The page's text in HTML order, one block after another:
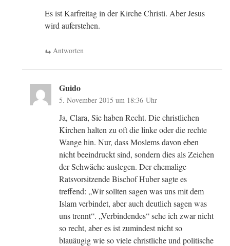
Es ist Karfreitag in der Kirche Christi. Aber Jesus
wird auferstehen.
Antworten
Guido
5. November 2015 um 18:36 Uhr
Ja, Clara, Sie haben Recht. Die christlichen
Kirchen halten zu oft die linke oder die rechte
Wange hin. Nur, dass Moslems davon eben
nicht beeindruckt sind, sondern dies als Zeichen
der Schwäche auslegen. Der ehemalige
Ratsvorsitzende Bischof Huber sagte es
treffend: „Wir sollten sagen was uns mit dem
Islam verbindet, aber auch deutlich sagen was
uns trennt“. „Verbindendes“ sehe ich zwar nicht
so recht, aber es ist zumindest nicht so
blauäugig wie so viele christliche und politische